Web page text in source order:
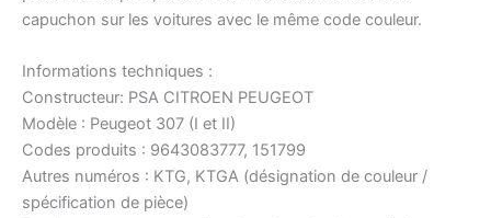
capuchon sur les voitures avec le même code couleur.
Informations techniques :
Constructeur: PSA CITROEN PEUGEOT
Modèle : Peugeot 307 (I et II)
Codes produits : 9643083777, 151799
Autres numéros : KTG, KTGA (désignation de couleur /
spécification de pièce)